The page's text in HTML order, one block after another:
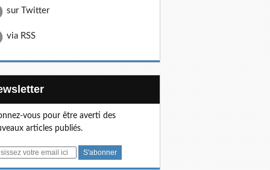
sur Twitter
via RSS
vous pour être averti des
articles publiés.